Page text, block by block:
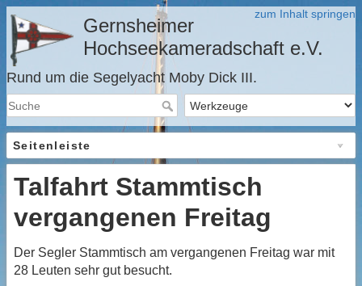
zum Inhalt springen
Gernsheimer
Hochseekameradschaft e.V.
Rund um die Segelyacht Moby Dick III.
Seitenleiste
Talfahrt Stammtisch
vergangenen Freitag
Der Segler Stammtisch am vergangenen Freitag war mit
28 Leuten sehr gut besucht.